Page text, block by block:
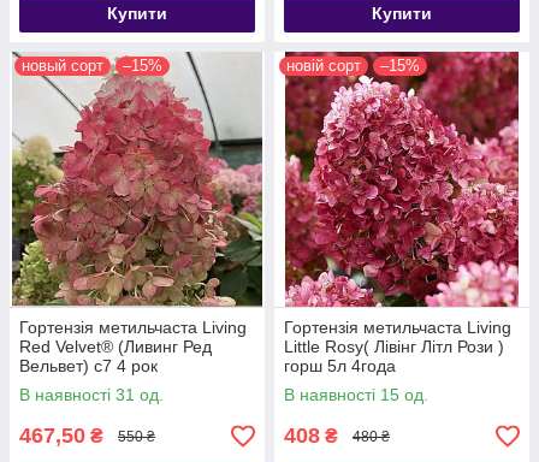
Купити Купити
новый сорт –15%
Гортензія метильчаста Living
Red Velvet® (Ливинг Ред
Вельвет) с7 4 рок
В наявності 31 од.
467,50 ₴ 550 ₴
новій сорт –15%
Гортензія метильчаста Living
Little Rosy( Лівінг Літл Рози )
горш 5л 4года
В наявності 15 од.
408 ₴ 480 ₴